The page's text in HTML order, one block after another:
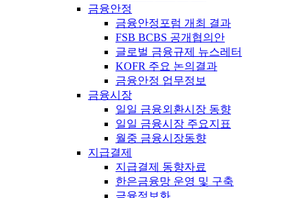
금융안정
금융안정포럼 개최 결과
FSB BCBS 공개협의안
글로벌 금융규제 뉴스레터
KOFR 주요 논의결과
금융안정 업무정보
금융시장
일일 금융외환시장 동향
일일 금융시장 주요지표
월중 금융시장동향
지급결제
지급결제 동향자료
한은금융망 운영 및 구축